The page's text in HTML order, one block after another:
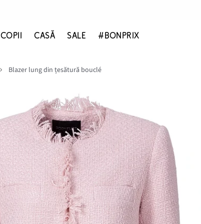
COPII CASĂ SALE #BONPRIX
Blazer lung din țesătură bouclé